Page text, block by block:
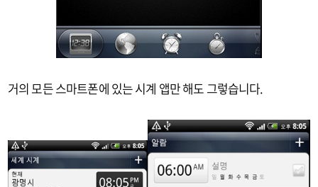
거의 모든 스마트폰에 있는 시계 앱만 해도 그렇습니다.